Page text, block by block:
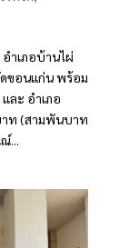
ำเภอบ้านไผ่
ดขอนแก่น พร้อม
ละ อำเภอ
าท (สามพันบาท
...